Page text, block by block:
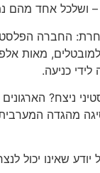
ושלכל אחד מהם
החברה
מאות
כניעה.
ניצח? הארגונים
נסיגה מהגדה
יודע שאינו יכול